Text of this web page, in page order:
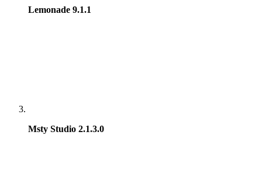
Lemonade 9.1.1
Msty Studio 2.1.3.0